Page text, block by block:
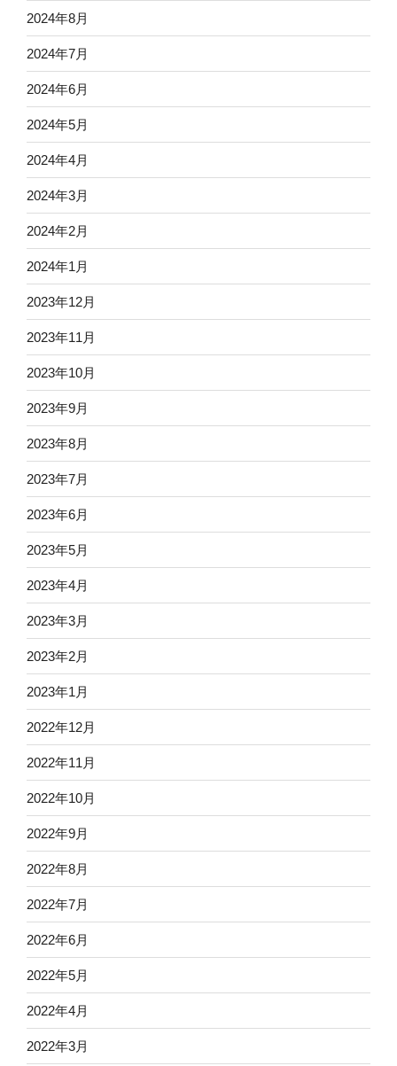
2024年8月
2024年7月
2024年6月
2024年5月
2024年4月
2024年3月
2024年2月
2024年1月
2023年12月
2023年11月
2023年10月
2023年9月
2023年8月
2023年7月
2023年6月
2023年5月
2023年4月
2023年3月
2023年2月
2023年1月
2022年12月
2022年11月
2022年10月
2022年9月
2022年8月
2022年7月
2022年6月
2022年5月
2022年4月
2022年3月